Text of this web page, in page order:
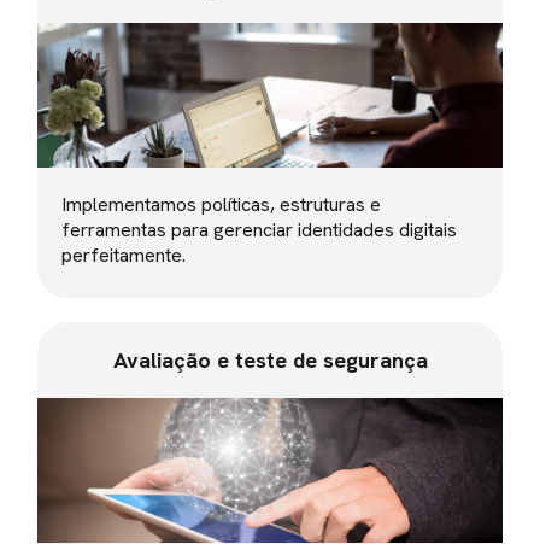
Implementamos políticas, estruturas e
ferramentas para gerenciar identidades digitais
perfeitamente.
Avaliação e teste de segurança